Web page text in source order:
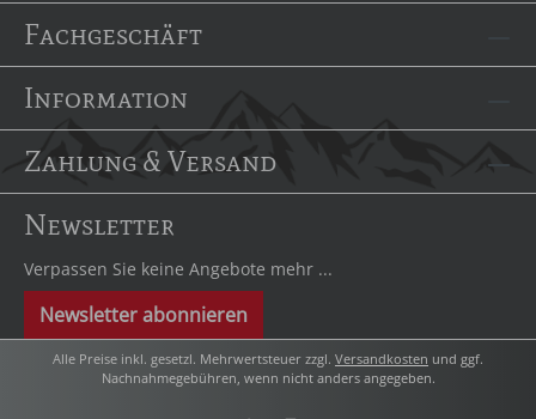
Fachgeschäft
Information
Zahlung & Versand
Newsletter
Verpassen Sie keine Angebote mehr ...
Newsletter abonnieren
Alle Preise inkl. gesetzl. Mehrwertsteuer zzgl. Versandkosten und ggf.
Nachnahmegebühren, wenn nicht anders angegeben.